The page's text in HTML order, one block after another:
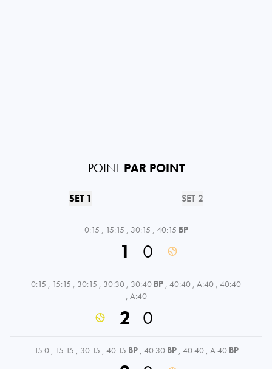
POINT PAR POINT
SET 1 SET 2
0:15 , 15:15 , 30:15 , 40:15 BP
1 0
0:15 , 15:15 , 30:15 , 30:30 , 30:40 BP , 40:40 , A:40 , 40:40
, A:40
2 0
15:0 , 15:15 , 30:15 , 40:15 BP , 40:30 BP , 40:40 , A:40 BP